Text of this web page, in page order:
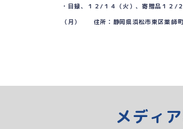
・目録、１２/１４（火）、寄贈品１２/
（月） 住所：静岡県浜松市東区薬師
メディ